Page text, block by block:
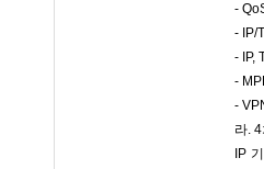
-
- IP/
- IP,
-
-
라.
IP